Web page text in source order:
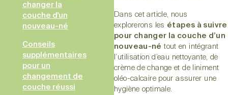
changer la
couche d'un
nouveau-né
Conseils
supplémentaires
pour un
changement de
couche réussi
Dans cet article, nous
explorerons les étapes à suivre
pour changer la couche d’un
nouveau-né tout en intégrant
l’utilisation d’eau nettoyante, de
crème de change et de liniment
oléo-calcaire pour assurer une
hygiène optimale.